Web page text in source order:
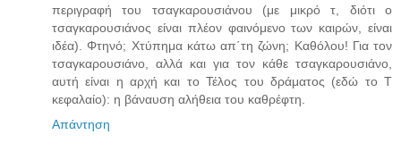
περιγραφή του τσαγκαρουσιάνου (με μικρό τ, διότι ο
τσαγκαρουσιάνος είναι πλέον φαινόμενο των καιρών, είναι
ιδέα). Φτηνό; Χτύπημα κάτω απ΄τη ζώνη; Καθόλου! Για τον
τσαγκαρουσιάνο, αλλά και για τον κάθε τσαγκαρουσιάνο,
αυτή είναι η αρχή και το Τέλος του δράματος (εδώ το Τ
κεφαλαίο): η βάναυση αλήθεια του καθρέφτη.
Απάντηση